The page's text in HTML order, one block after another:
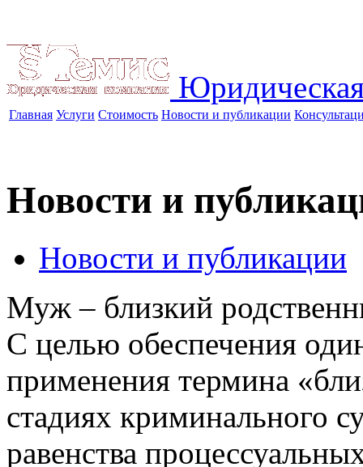
Главная Услуги Стоимость Новости и публикации
Новости и
Новости и публикации
Муж – близкий
С целью обеспечения
применения термина
стадиях криминального
равенства